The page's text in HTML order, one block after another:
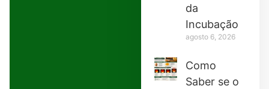
da
Incubação
agosto 6, 2026
Como
Saber se o